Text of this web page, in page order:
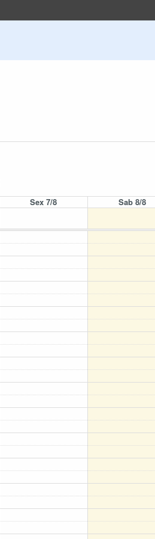
Sex 7/8 Sab 8/8